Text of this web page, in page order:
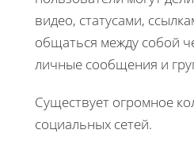
видео, статусами,
общаться между собой
личные сообщения и
Существует огромное
социальных сетей.